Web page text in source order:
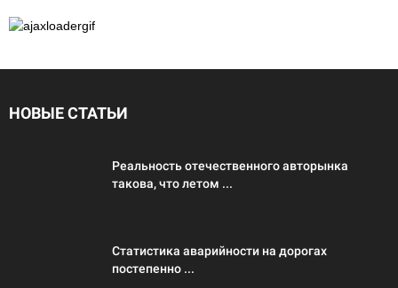
НОВЫЕ СТАТЬИ
Реальность отечественного авторынка
такова, что летом ...
Статистика аварийности на дорогах
постепенно ...